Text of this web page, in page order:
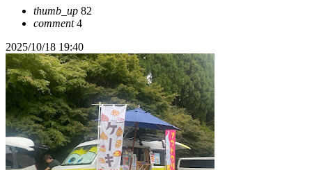
thumb_up 82
comment4
2025/10/18 19:40